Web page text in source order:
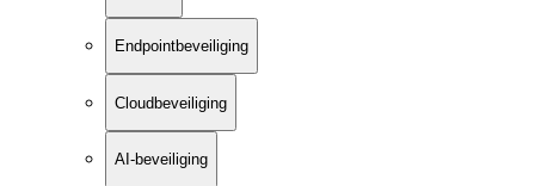
Endpointbeveiliging
Cloudbeveiliging
AI-beveiliging